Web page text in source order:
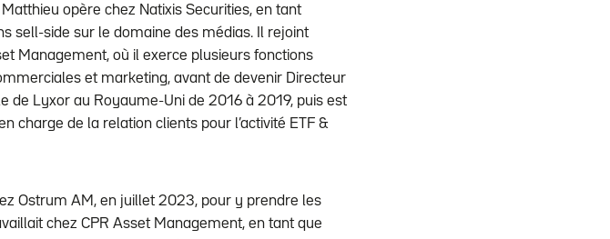
opère chez Natixis Securities, en tant
sell-side sur le domaine des médias. Il rejoint
Management, où il exerce plusieurs fonctions
et marketing, avant de devenir Directeur
de Lyxor au Royaume-Uni de 2016 à 2019, puis est
charge de la relation clients pour l’activité ETF &
Ostrum AM, en juillet 2023, pour y prendre les
chez CPR Asset Management, en tant que